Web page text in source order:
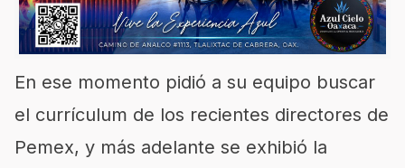
En ese momento pidió a su equipo buscar
el currículum de los recientes directores de
Pemex, y más adelante se exhibió la